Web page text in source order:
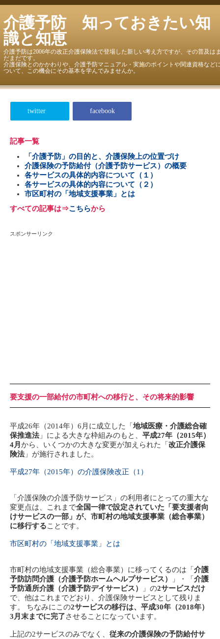
介護予防 知っておきたい知
識と知恵
介護予防は2006年の改正介護保険法で登場した新しい考え方ですが、その普及は
だまだです。
介護保険とのかかわりや、介護予防マニュアル・実施のポイントや関連資格など
ついて、この機会にその基本を学んでみませんか。
twitter facebook
記事一覧
「介護予防」の目的と、介護保険上の位置づけ
介護保険の予防給付（介護予防サービス）の概要
各サービスの具体的内容について（１）
各サービスの具体的内容について（２）
市区町村の「地域支援事業」とは
すべての記事は⇒こちらから
スポンサーリンク
要支援の一部給付の市町村への移行と、その将来的影響
平成26年（2014年）6月に成立した「 地域医療・介護総合確
保推進法」による大きな枠組みのもと、 平成27年（2015年）
4月 から、いくつかの大きな変更が加えられた「 改正介護保
険法」が施行されました。
平成27年（2015年）の介護保険改正（1）
「介護保険の介護予防サービス」の利用者にとっての重大な
変更点は、これまで全国一律で設定されていた「要支援者向
けサービスの一部」が、市町村の地域支援事業（総合事業）
に移行することです。
市区町村の「地域支援事業」とは
市町村の地域支援事業（総合事業）に移ってくるのは「 介護
予防訪問介護（介護予防ホームヘルプサービス）
」・「 介護
予防通所介護（介護予防デイサービス）
」の2サービスだけ
で、他はこれまでどおり、介護保険サービスとして残りま
す。 ちなみにこの2サービスの移行は、平成30年（2018年）
3月末までに完了させることになっています。
上記の2サービスのみでなく、 従来の介護保険の予防給付サ